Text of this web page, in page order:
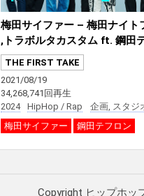
梅田サイファー – 梅田ナイト
,トラボルタカスタム ft. 鋼田
FES vol.3 supported by
eries
THE FIRST TAKE
2021/08/19
34,268,741回再生
2024
HipHop / Rap
企画, スタジ
梅田サイファー
鋼田テフロン
Copyright ヒップホッ